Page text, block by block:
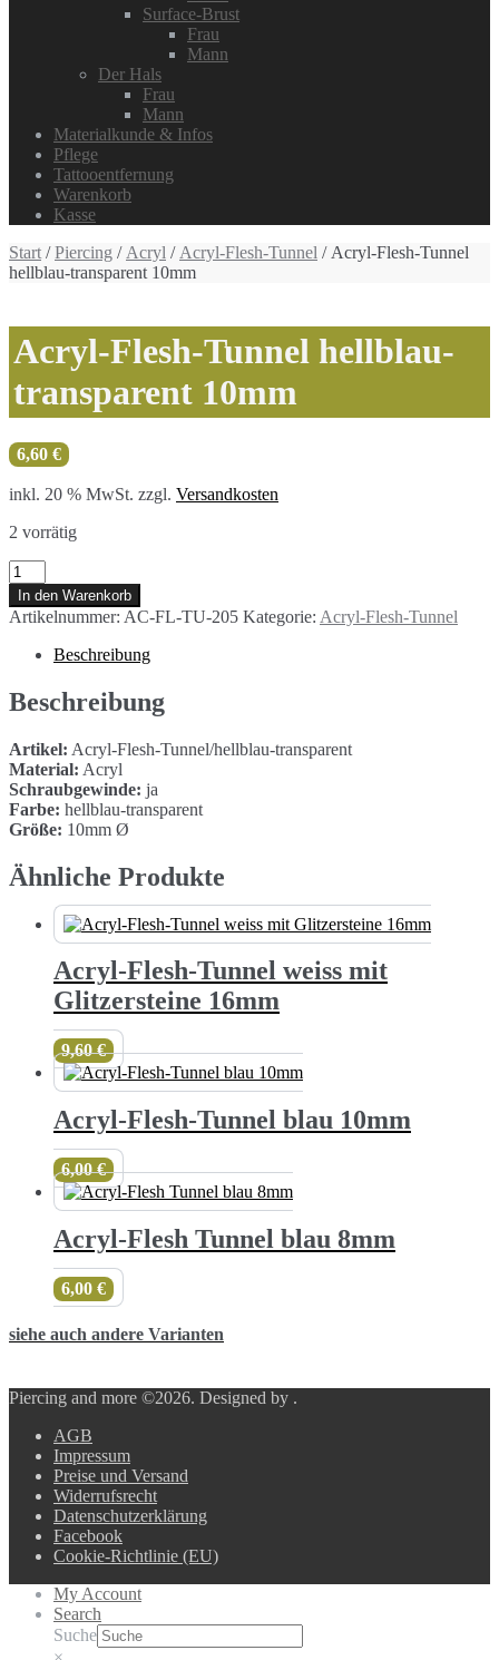
Surface-Brust
Frau
Mann
Der Hals
Frau
Mann
Materialkunde & Infos
Pflege
Tattooentfernung
Warenkorb
Kasse
Start /Piercing / Acryl / Acryl-Flesh-Tunnel / Acryl-Flesh-Tunnel
hellblau-transparent 10mm
Acryl-Flesh-Tunnel hellblau-
transparent 10mm
6,60 €
inkl. 20 % MwSt. zzgl. Versandkosten
2 vorrätig
Acryl-
Flesh-
Tunnel
hellblau-
transparent
Menge
In den Warenkorb
Artikelnummer: AC-FL-TU-205 Kategorie: Acryl-Flesh-Tunnel
Beschreibung
Beschreibung
Artikel: Acryl-Flesh-Tunnel/hellblau-transparent
Material: Acryl
Schraubgewinde: ja
Farbe: hellblau-transparent
Größe: 10mm Ø
Ähnliche Produkte
Acryl-Flesh-Tunnel weiss mit
Glitzersteine 16mm
9,60€
Acryl-Flesh-Tunnel blau 10mm
6,00€
Acryl-Flesh Tunnel blau 8mm
6,00 €
siehe auch andere Varianten
Piercing and more ©2026. Designed by .
AGB
Impressum
Preise und Versand
Widerrufsrecht
Datenschutzerklärung
Facebook
Cookie-Richtlinie (EU)
My Account
Search
Suche